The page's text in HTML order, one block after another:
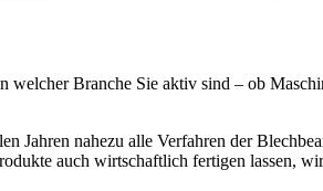
Branche Sie aktiv sind – ob
Jahren nahezu alle Verfahren der
auch wirtschaftlich fertigen lassen,